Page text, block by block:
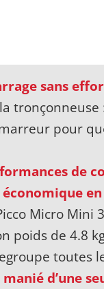
sans
pour
de
économique
Micro Mini
poids de 4.8
toutes
manié d’une